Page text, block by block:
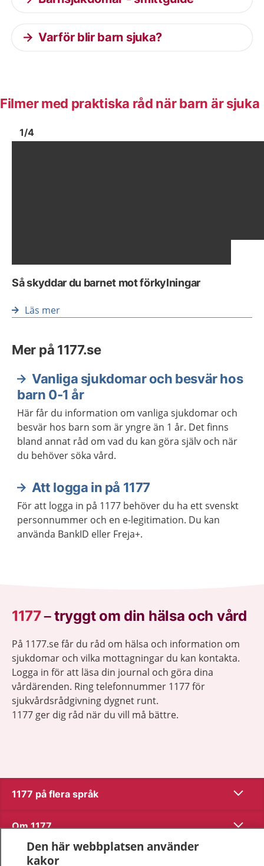
Varför blir barn sjuka?
Filmer med praktiska råd när barn är sjuka
Bild1
Så skyddar du barnet mot förkylningar
Läs mer
1/4
Mer på 1177.se
Vanliga sjukdomar och besvär hos
barn 0-1 år
Här får du information om vanliga sjukdomar och
besvär hos barn som är yngre än 1 år. Det finns
bland annat råd om vad du kan göra själv och när
du behöver söka vård.
Att logga in på 1177
För att logga in på 1177 behöver du ha ett svenskt
personnummer och en e-legitimation. Du kan
använda BankID eller Freja+.
1177–tryggt om din hälsa och vård
På 1177.se får du råd om hälsa och information om
sjukdomar och vilka mottagningar du kan kontakta.
Logga in för att läsa din journal och göra dina
vårdärenden. Ring telefonnummer 1177 för
sjukvårdsrådgivning dygnet runt.
1177 ger dig råd när du vill må bättre.
1177 på flera språk Visa
Om 1177 Visa
Kontakt
Den här webbplatsen använder
kakor